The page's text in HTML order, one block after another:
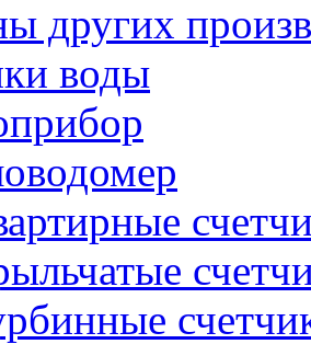
других
воды